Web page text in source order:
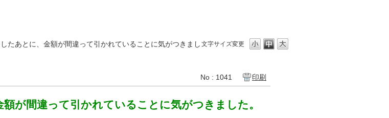
文字サイズ変更
たあとに、金額が間違って引かれていることに気がつきまし
No : 1041 印刷
が間違って引かれていることに気がつきました。